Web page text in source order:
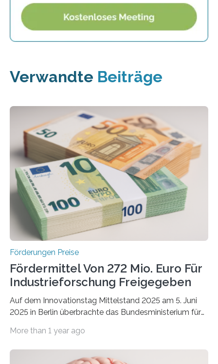
Verwandte Beiträge
Förderungen Preise
Fördermittel Von 272 Mio. Euro Für
Industrieforschung Freigegeben
Auf dem Innovationstag Mittelstand 2025 am 5. Juni
2025 in Berlin überbrachte das Bundesministerium für
Überplanmäßige Verpflichtungsermächtigungen in
Woche vom Haushaltsausschuss freigegeben – unter
More than 1 year ago